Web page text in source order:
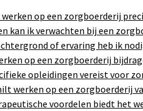
op een zorgboerderij
kan ik verwachten bij een
of ervaring heb ik
op een zorgboerderij
opleidingen vereist voor
werken op een zorgboerderij
voordelen biedt het